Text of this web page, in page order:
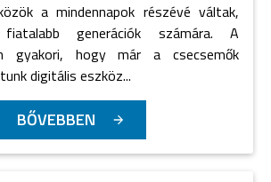
a mindennapok részévé váltak,
generációk számára. A
gyakori, hogy már a csecsemők
digitális eszköz...
BŐVEBBEN